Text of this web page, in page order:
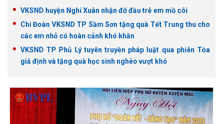
VKSND huyện Nghi Xuân nhận đỡ đầu trẻ em mồ côi
Chi Đoàn VKSND TP Sầm Sơn tặng quà Tết Trung thu cho
các em nhỏ có hoàn cảnh khó khăn
VKSND TP Phủ Lý tuyên truyền pháp luật qua phiên Tòa
giả định và tặng quà học sinh nghèo vượt khó